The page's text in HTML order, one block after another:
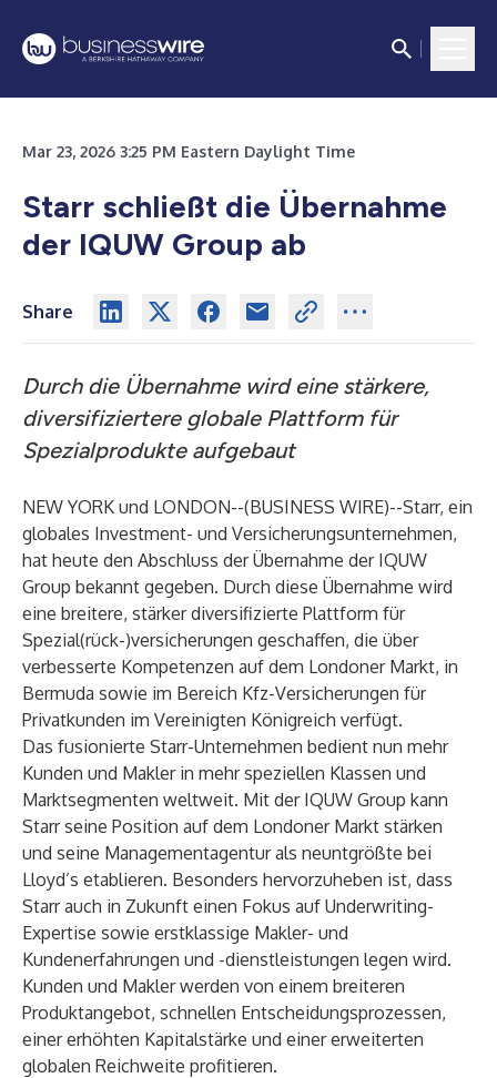
Mar 23, 2026 3:25 PM Eastern Daylight Time
Starr schließt die Übernahme
der IQUW Group ab
Share
Durch die Übernahme wird eine stärkere,
diversifiziertere globale Plattform für
Spezialprodukte aufgebaut
NEW YORK und LONDON--(BUSINESS WIRE)--Starr, ein
globales Investment- und Versicherungsunternehmen,
hat heute den Abschluss der Übernahme der IQUW
Group bekannt gegeben. Durch diese Übernahme wird
eine breitere, stärker diversifizierte Plattform für
Spezial(rück-)versicherungen geschaffen, die über
verbesserte Kompetenzen auf dem Londoner Markt, in
Bermuda sowie im Bereich Kfz-Versicherungen für
Privatkunden im Vereinigten Königreich verfügt.
Das fusionierte Starr-Unternehmen bedient nun mehr
Kunden und Makler in mehr speziellen Klassen und
Marktsegmenten weltweit. Mit der IQUW Group kann
Starr seine Position auf dem Londoner Markt stärken
und seine Managementagentur als neuntgrößte bei
Lloyd’s etablieren. Besonders hervorzuheben ist, dass
Starr auch in Zukunft einen Fokus auf Underwriting-
Expertise sowie erstklassige Makler- und
Kundenerfahrungen und -dienstleistungen legen wird.
Kunden und Makler werden von einem breiteren
Produktangebot, schnellen Entscheidungsprozessen,
einer erhöhten Kapitalstärke und einer erweiterten
globalen Reichweite profitieren.